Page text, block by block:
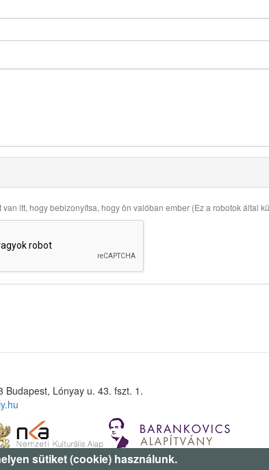
van itt, hogy bebizonyítsa, hogy ön valóban ember (Ez a robotok által
Budapest, Lónyay u. 43. fszt. 1.
sütiket (cookie) használunk.